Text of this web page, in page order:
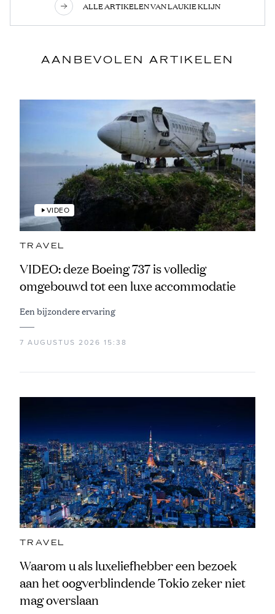
ALLE ARTIKELEN VAN LAUKIE KLIJN
AANBEVOLEN ARTIKELEN
VIDEO
TRAVEL
VIDEO: deze Boeing 737 is volledig
omgebouwd tot een luxe accommodatie
Een bijzondere ervaring
7 AUGUSTUS 2026 15:38
TRAVEL
Waarom u als luxeliefhebber een bezoek
aan het oogverblindende Tokio zeker niet
mag overslaan